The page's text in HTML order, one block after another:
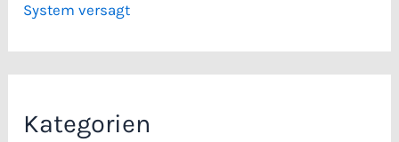
System versagt
Kategorien